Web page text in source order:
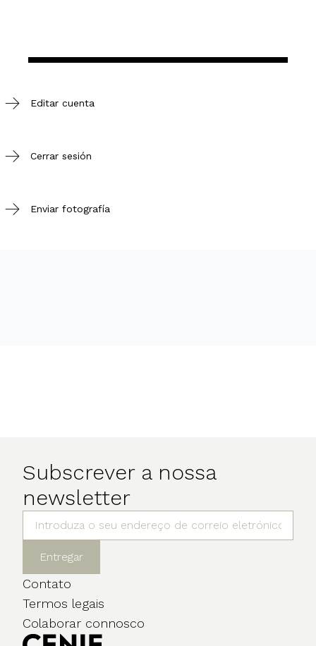
Editar cuenta
Cerrar sesión
Enviar fotografía
Subscrever a nossa
newsletter
Entregar
Contato
Termos legais
Colaborar connosco